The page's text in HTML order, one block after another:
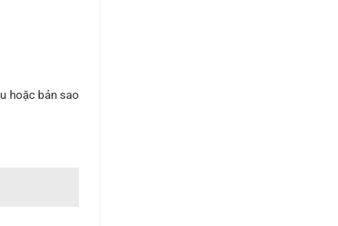
hoặc bản sao